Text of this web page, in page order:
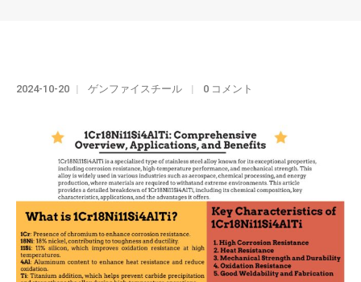
2024-10-20 ゲンファイスチール 0 コメント